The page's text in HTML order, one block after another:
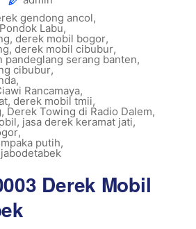
gendong ancol,
Labu,
, derek mobil bogor,
, derek mobil cibubur,
serang banten,
cibubur,
,
Rancamaya,
, derek mobil tmii,
, Derek Towing di Radio Dalem,
, jasa derek keramat jati,
,
putih,
Derek Mobil